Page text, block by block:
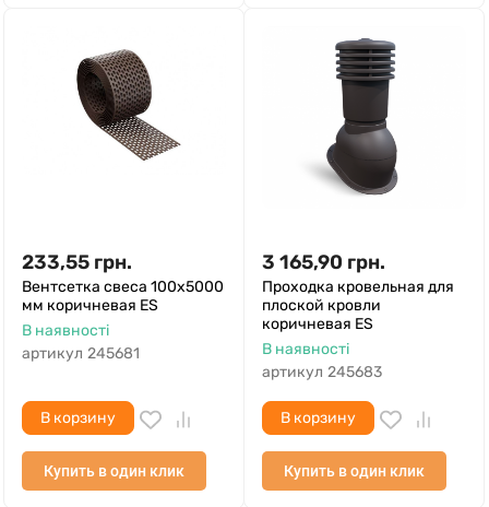
233,55 грн.
Вентсетка свеса 100х5000
мм коричневая ES
В наявності
артикул 245681
В корзину
Купить в один клик
3 165,90 грн.
Проходка кровельная для
плоской кровли
коричневая ES
В наявності
артикул 245683
В корзину
Купить в один клик